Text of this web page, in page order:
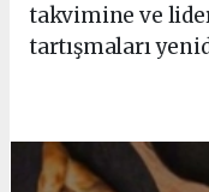
takvimine ve
tartışmaları